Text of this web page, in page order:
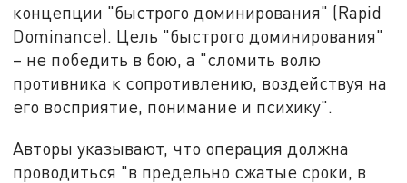
концепции "быстрого доминирования" (Rapid
Dominance). Цель "быстрого доминирования"
– не победить в бою, а "сломить волю
противника к сопротивлению, воздействуя на
его восприятие, понимание и психику".
Авторы указывают, что операция должна
проводиться "в предельно сжатые сроки, в